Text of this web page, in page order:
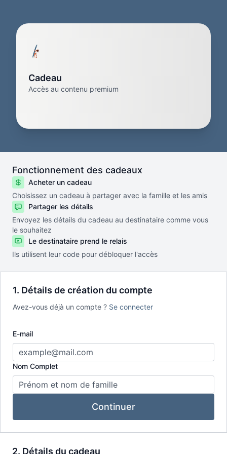
1. Détails de création du compte
Avez-vous déjà un compte ? Se connecter
E-mail
Nom Complet
Continuer
2. Détails du cadeau
Cadeau
Accès au contenu premium
Fonctionnement des cadeaux
Acheter un cadeau
Choisissez un cadeau à partager avec la famille et les amis
Partager les détails
Envoyez les détails du cadeau au destinataire comme vous
le souhaitez
Le destinataire prend le relais
Ils utilisent leur code pour débloquer l'accès